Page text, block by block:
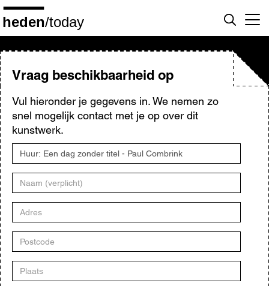
Overslaan
en
naar
inhoud
gaanVraag beschikbaarheid op
Vul hieronder je gegevens in. We nemen zo
snel mogelijk contact met je op over dit
kunstwerk.
Titel
kunstwerk
Naam
Adres
Postcode
Plaats